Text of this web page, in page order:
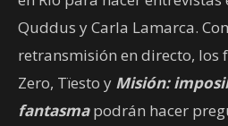
Quddus y Carla Lamarca.
retransmisión en directo, los
Zero, Tïesto y Misión:
fantasmapodrán hacer